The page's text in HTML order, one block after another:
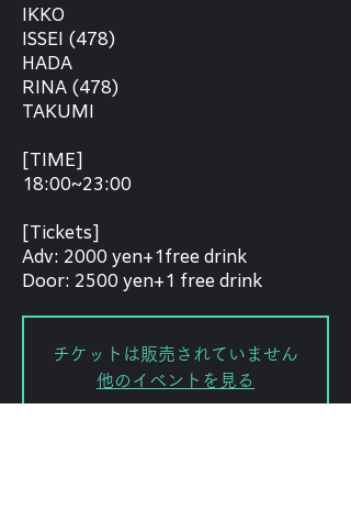
IKKO
ISSEI (478)
HADA
RINA (478)
TAKUMI
[TIME]
18:00~23:00
[Tickets]
Adv: 2000 yen+1free drink
Door: 2500 yen+1 free drink
チケットは販売されていません
他のイベントを見る